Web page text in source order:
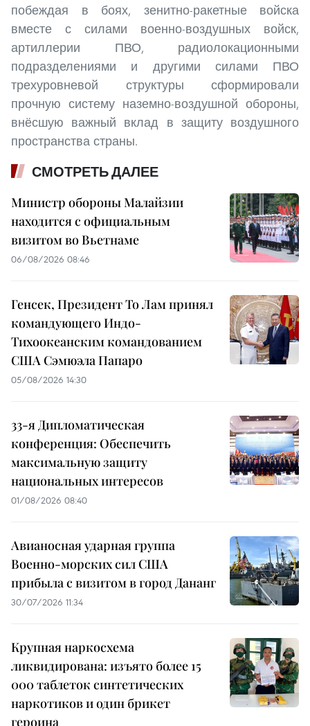
побеждая в боях, зенитно-ракетные войска
вместе с силами военно-воздушных войск,
артиллерии ПВО, радиолокационными
подразделениями и другими силами ПВО
трехуровневой структуры сформировали
прочную систему наземно-воздушной обороны,
внёсшую важный вклад в защиту воздушного
пространства страны.
СМОТРЕТЬ ДАЛЕЕ
Министр обороны Малайзии
находится с официальным
визитом во Вьетнаме
06/08/2026 08:46
Генсек, Президент То Лам принял
командующего Индо-
Тихоокеанским командованием
США Сэмюэла Папаро
05/08/2026 14:30
33-я Дипломатическая
конференция: Обеспечить
максимальную защиту
национальных интересов
01/08/2026 08:40
Авианосная ударная группа
Военно-морских сил США
прибыла с визитом в город Дананг
30/07/2026 11:34
Крупная наркосхема
ликвидирована: изъято более 15
000 таблеток синтетических
наркотиков и один брикет
героина